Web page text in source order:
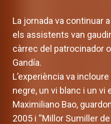
La jornada va continuar
els assistents van
càrrec del patrocinador
Gandía.
L’experiència va
negre, un vi blanc i un vi
Maximiliano Bao,
2005 i “Millor Sumiller